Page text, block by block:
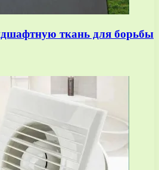
ткань для борьбы